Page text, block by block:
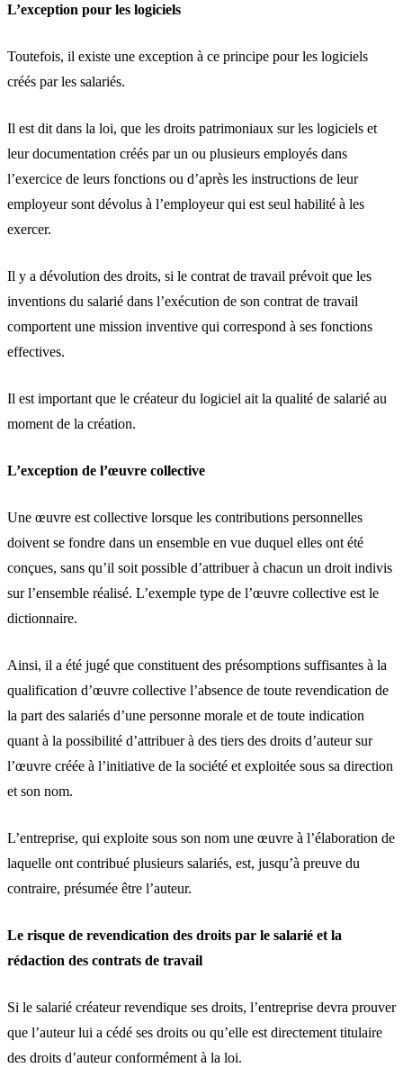
L’exception pour les logiciels
Toutefois, il existe une exception à ce principe pour les logiciels
créés par les salariés.
Il est dit dans la loi, que les droits patrimoniaux sur les logiciels et
leur documentation créés par un ou plusieurs employés dans
l’exercice de leurs fonctions ou d’après les instructions de leur
employeur sont dévolus à l’employeur qui est seul habilité à les
exercer.
Il y a dévolution des droits, si le contrat de travail prévoit que les
inventions du salarié dans l’exécution de son contrat de travail
comportent une mission inventive qui correspond à ses fonctions
effectives.
Il est important que le créateur du logiciel ait la qualité de salarié au
moment de la création.
L’exception de l’œuvre collective
Une œuvre est collective lorsque les contributions personnelles
doivent se fondre dans un ensemble en vue duquel elles ont été
conçues, sans qu’il soit possible d’attribuer à chacun un droit indivis
sur l’ensemble réalisé. L’exemple type de l’œuvre collective est le
dictionnaire.
Ainsi, il a été jugé que constituent des présomptions suffisantes à la
qualification d’œuvre collective l’absence de toute revendication de
la part des salariés d’une personne morale et de toute indication
quant à la possibilité d’attribuer à des tiers des droits d’auteur sur
l’œuvre créée à l’initiative de la société et exploitée sous sa direction
et son nom.
L’entreprise, qui exploite sous son nom une œuvre à l’élaboration de
laquelle ont contribué plusieurs salariés, est, jusqu’à preuve du
contraire, présumée être l’auteur.
Le risque de revendication des droits par le salarié et la
rédaction des contrats de travail
Si le salarié créateur revendique ses droits, l’entreprise devra prouver
que l’auteur lui a cédé ses droits ou qu’elle est directement titulaire
des droits d’auteur conformément à la loi.